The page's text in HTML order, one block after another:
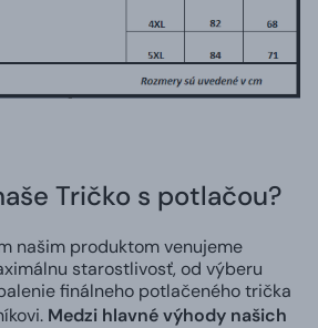
Tričko s potlačou?
našim produktom venujeme
starostlivosť, od výberu
finálneho potlačeného trička
Medzi hlavné výhody našich